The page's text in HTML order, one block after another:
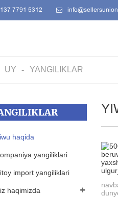
7791 5312
UY YANGILIKLAR
haqida
yangiliklari
import yangiliklari
haqimizda